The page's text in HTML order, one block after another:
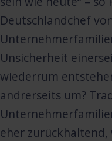
Deutschlandchef
Unsicherheit
wiederrum
andrerseits um?
eher